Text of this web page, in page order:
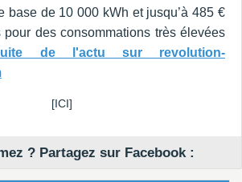
base de 10 000 kWh et jusqu’à 485 €
des consommations très élevées
de l'actu sur revolution-
[ICI]
? Partagez sur Facebook :